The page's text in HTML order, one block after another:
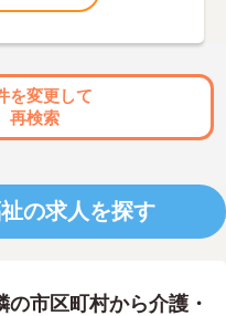
を変更して
再検索
の求人を探す
市区町村から介護・